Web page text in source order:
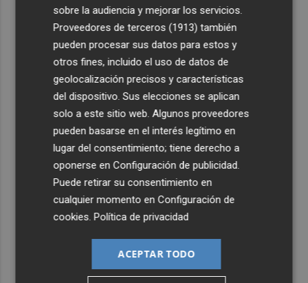
sobre la audiencia y mejorar los servicios.
Proveedores de terceros (1913) también
pueden procesar sus datos para estos y
otros fines, incluido el uso de datos de
geolocalización precisos y características
del dispositivo. Sus elecciones se aplican
solo a este sitio web. Algunos proveedores
pueden basarse en el interés legítimo en
lugar del consentimiento; tiene derecho a
oponerse enConfiguración de publicidad.
Puede retirar su consentimiento en
cualquier momento enConfiguración de
cookies.Política de privacidad
ACEPTAR TODO